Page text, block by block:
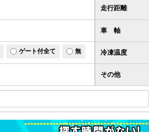
走行距離
車 軸
ゲート付全て 無 冷凍温度
その他